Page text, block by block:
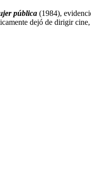
pública (1984),
dejó de dirigir